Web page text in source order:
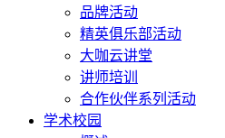
品牌活动
精英俱乐部活动
大咖云讲堂
讲师培训
合作伙伴系列活动
学术校园